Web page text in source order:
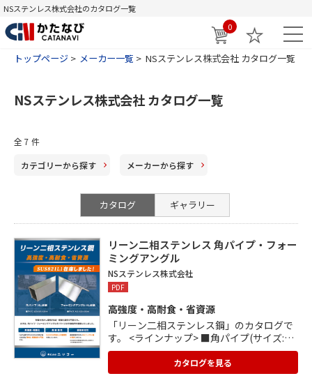
NSステンレス株式会社のカタログ一覧
0
トップページ メーカー一覧 NSステンレス株式会社 カタログ一覧
NSステンレス株式会社 カタログ一覧
全 7 件
カテゴリーから探す メーカーから探す
カタログ ギャラリー
リーン二相ステンレス 角パイプ・フォー
ミングアングル
NSステンレス株式会社
PDF
高強度・高耐食・省資源
「リーン二相ステンレス鋼」のカタログで
す。 <ラインナップ> ■角パイプ(サイズ:2.0
×50×50mm) ■フォーミングアングル(サ
イズ:4.0×50×50mm) <製品の特徴> ■高
カタログを見る